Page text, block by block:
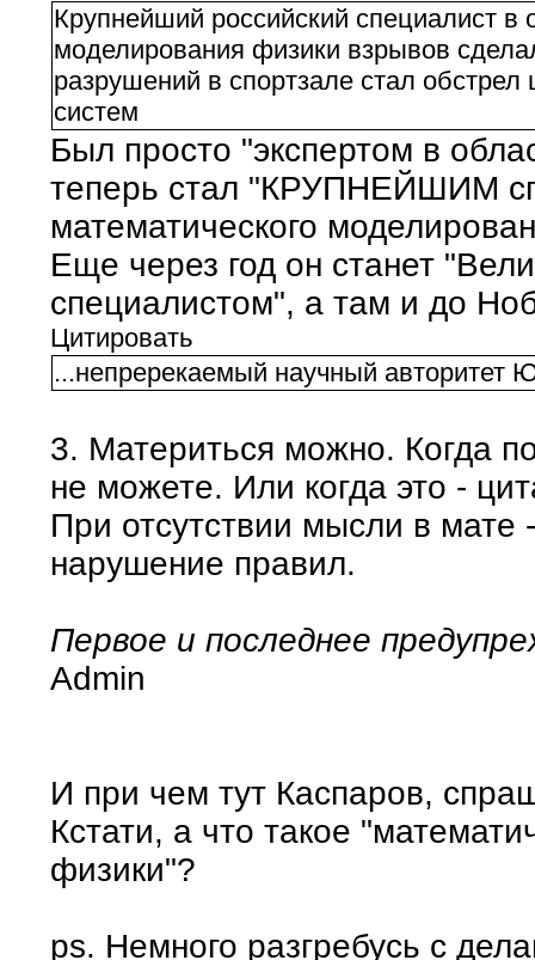
Крупнейший российский специалист в
моделирования физики взрывов
разрушений в спортзале стал
систем
Был просто "экспертом в
теперь стал "КРУПНЕЙШИМ
математического
Еще через год он станет
специалистом", а там и до
Цитировать
...непререкаемый научный авторитет
3. Материться можно. Когда
не можете. Или когда это -
При отсутствии мысли в мате
нарушение правил.
Первое и последнее
Admin
И при чем тут Каспаров,
Кстати, а что такое
физики"?
ps. Немного разгребусь с